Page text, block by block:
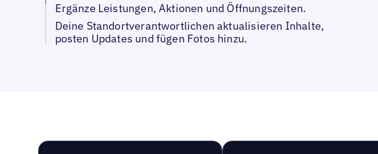
Ergänze Leistungen, Aktionen und Öffnungszeiten.
Deine Standortverantwortlichen aktualisieren Inhalte,
posten Updates und fügen Fotos hinzu.